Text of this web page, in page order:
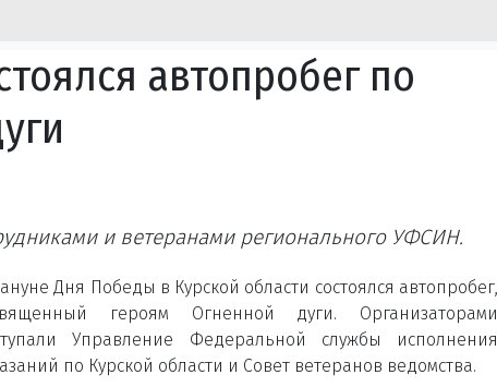
автопробег по
и ветеранами регионального УФСИН.
Дня Победы в Курской области состоялся автопробег,
героям Огненной дуги. Организаторами
Управление Федеральной службы исполнения
по Курской области и Совет ветеранов ведомства.